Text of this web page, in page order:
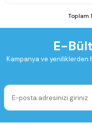
Toplam
E-
Kampanya ve